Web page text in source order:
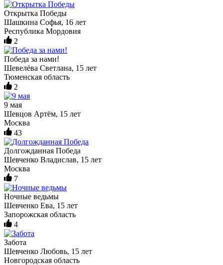
Открытка Победы
Шашкина Софья, 16 лет
Республика Мордовия
2
Победа за нами!
Шевелёва Светлана, 15 лет
Тюменская область
2
9 мая
Шевцов Артём, 15 лет
Москва
43
Долгожданная Победа
Шевченко Владислав, 15 лет
Москва
7
Ночные ведьмы
Шевченко Ева, 15 лет
Запорожская область
4
Забота
Шевченко Любовь, 15 лет
Новгородская область